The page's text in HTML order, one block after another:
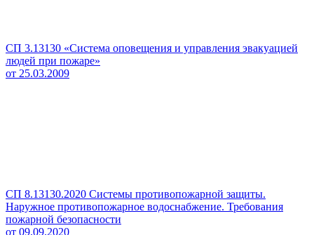
СП 3.13130 «Система оповещения и управления эвакуацией
людей при пожаре»
от 25.03.2009
СП 8.13130.2020 Системы противопожарной защиты.
Наружное противопожарное водоснабжение. Требования
пожарной безопасности
от 09.09.2020